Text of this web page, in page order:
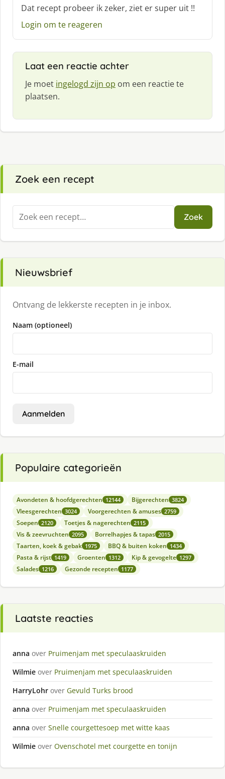
c
h
r
Dat recept probeer ik zeker, ziet er super uit !!
Login om te reageren
Laat een reactie achter
Je moet ingelogd zijn op om een reactie te
plaatsen.
Zoek een recept
Zoeken
naar:
Zoek
Nieuwsbrief
Ontvang de lekkerste recepten in je inbox.
Naam (optioneel)
E-mail
Aanmelden
Populaire categorieën
Avondeten & hoofdgerechten 12144 Bijgerechten 3824
Vleesgerechten 3024 Voorgerechten & amuses 2759
Soepen 2120 Toetjes & nagerechten 2115
Vis & zeevruchten 2095 Borrelhapjes & tapas 2015
Taarten, koek & gebak 1975 BBQ & buiten koken 1434
Pasta & rijst 1419 Groenten 1312 Kip & gevogelte 1297
Salades 1216 Gezonde recepten 1177
Laatste reacties
anna over Pruimenjam met speculaaskruiden
Wilmie over Pruimenjam met speculaaskruiden
HarryLohr over Gevuld Turks brood
anna over Pruimenjam met speculaaskruiden
anna over Snelle courgettesoep met witte kaas
Wilmie over Ovenschotel met courgette en tonijn